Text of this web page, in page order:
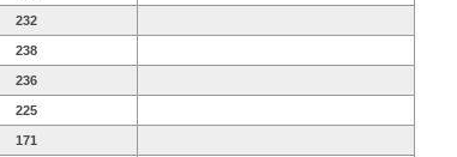
232
238
236
225
171